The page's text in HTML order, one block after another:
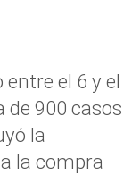
el 6 y el
de 900 casos
la
la compra